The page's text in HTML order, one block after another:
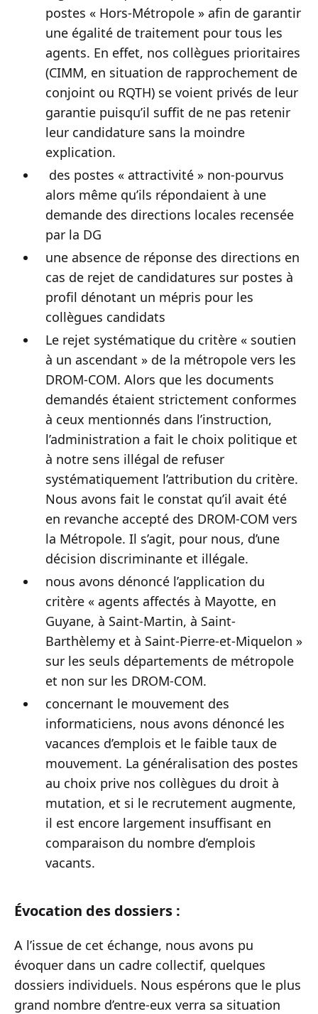
postes « Hors-Métropole » afin de garantir
une égalité de traitement pour tous les
agents. En effet, nos collègues prioritaires
(CIMM, en situation de rapprochement de
conjoint ou RQTH) se voient privés de leur
garantie puisqu’il suffit de ne pas retenir
leur candidature sans la moindre
explication.
des postes « attractivité » non-pourvus
alors même qu’ils répondaient à une
demande des directions locales recensée
par la DG
une absence de réponse des directions en
cas de rejet de candidatures sur postes à
profil dénotant un mépris pour les
collègues candidats
Le rejet systématique du critère « soutien
à un ascendant » de la métropole vers les
DROM-COM. Alors que les documents
demandés étaient strictement conformes
à ceux mentionnés dans l’instruction,
l’administration a fait le choix politique et
à notre sens illégal de refuser
systématiquement l’attribution du critère.
Nous avons fait le constat qu’il avait été
en revanche accepté des DROM-COM vers
la Métropole. Il s’agit, pour nous, d’une
décision discriminante et illégale.
nous avons dénoncé l’application du
critère « agents affectés à Mayotte, en
Guyane, à Saint-Martin, à Saint-
Barthèlemy et à Saint-Pierre-et-Miquelon »
sur les seuls départements de métropole
et non sur les DROM-COM.
concernant le mouvement des
informaticiens, nous avons dénoncé les
vacances d’emplois et le faible taux de
mouvement. La généralisation des postes
au choix prive nos collègues du droit à
mutation, et si le recrutement augmente,
il est encore largement insuffisant en
comparaison du nombre d’emplois
vacants.
Évocation des dossiers :
A l’issue de cet échange, nous avons pu
évoquer dans un cadre collectif, quelques
dossiers individuels. Nous espérons que le plus
grand nombre d’entre-eux verra sa situation